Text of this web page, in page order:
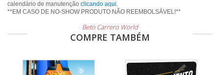
calendário de manutenção clicando aqui.
Beto Carrero World
COMPRE TAMBÉM